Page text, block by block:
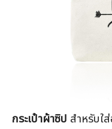
กระเป๋าผ้าซิป สำหรับใ